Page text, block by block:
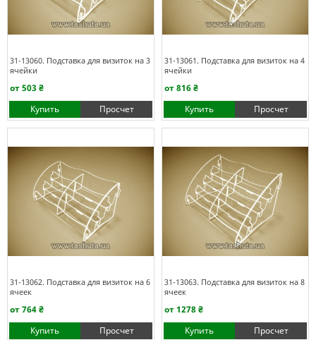
31-13060. Подставка для визиток на 3
ячейки
от 503 ₴
Купить
Просчет
31-13061. Подставка для визиток на 4
ячейки
от 816 ₴
Купить
Просчет
31-13062. Подставка для визиток на 6
ячеек
от 764 ₴
Купить
Просчет
31-13063. Подставка для визиток на 8
ячеек
от 1278 ₴
Купить
Просчет